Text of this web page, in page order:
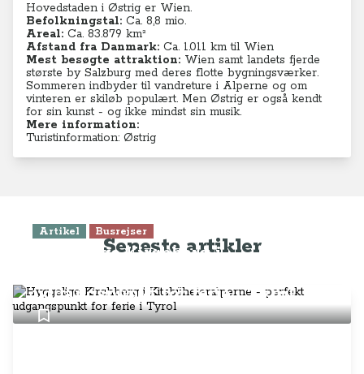
Hovedstaden i Østrig er Wien.
Befolkningstal: Ca. 8,8 mio.
Areal: Ca. 83.879 km²
Afstand fra Danmark: Ca. 1.011 km til Wien
Mest besøgte attraktion: Wien samt landets fjerde
største by Salzburg med deres flotte bygningsværker.
Sommeren indbyder til vandreture i Alperne og om
vinteren er skiløb populært. Men Østrig er også kendt
for sin kunst - og ikke mindst sin musik.
Mere information:
Turistinformation: Østrig
Seneste artikler
Artikel Busrejser
Hyggelige Kirchberg i
udgangspunkt for ferie i Tyrol